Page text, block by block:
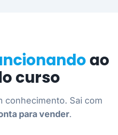
ao
curso
conhecimento. Sai com
para vender.